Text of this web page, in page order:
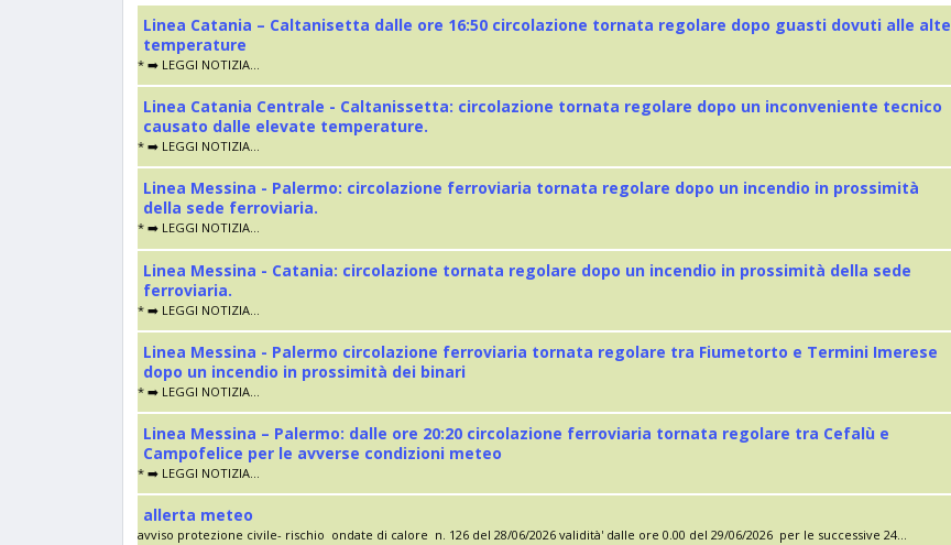
Linea Catania – Caltanisetta dalle ore 16:50 circolazione tornata regolare dopo guasti dovuti alle alte
temperature
* ➡️ LEGGI NOTIZIA...
Linea Catania Centrale - Caltanissetta: circolazione tornata regolare dopo un inconveniente tecnico
causato dalle elevate temperature.
* ➡️ LEGGI NOTIZIA...
Linea Messina - Palermo: circolazione ferroviaria tornata regolare dopo un incendio in prossimità
della sede ferroviaria.
* ➡️ LEGGI NOTIZIA...
Linea Messina - Catania: circolazione tornata regolare dopo un incendio in prossimità della sede
ferroviaria.
* ➡️ LEGGI NOTIZIA...
Linea Messina - Palermo circolazione ferroviaria tornata regolare tra Fiumetorto e Termini Imerese
dopo un incendio in prossimità dei binari
* ➡️ LEGGI NOTIZIA...
Linea Messina – Palermo: dalle ore 20:20 circolazione ferroviaria tornata regolare tra Cefalù e
Campofelice per le avverse condizioni meteo
* ➡️ LEGGI NOTIZIA...
allerta meteo
avviso protezione civile- rischio ondate di calore n. 126 del 28/06/2026 validità' dalle ore 0.00 del 29/06/2026 per le successive 24...